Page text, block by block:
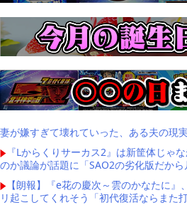
妻が嫌すぎて壊れていった、ある夫の現
『Lからくりサーカス2』は新筐体じゃ
のか議論が話題に「SAO2の劣化版だから
【朗報】『e花の慶次～雲のかなたに
リ起こしてくれそう「初代復活ならまた